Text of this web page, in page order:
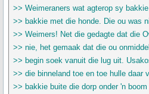
>> Weimeraners wat agterop sy
>> bakkie met die honde. Die ou was
>> Weimers! Net die gedagte dat die
>> nie, het gemaak dat die ou
>> begin soek vanuit die lug uit.
>> die binneland toe en toe hulle daar
>> bakkie buite die dorp onder 'n